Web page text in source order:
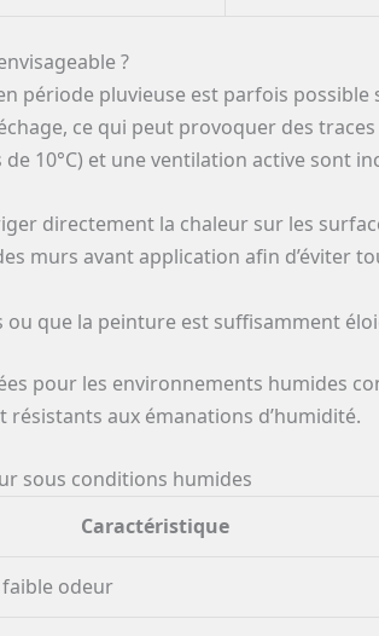
?
période pluvieuse est parfois
ce qui peut provoquer des
10°C) et une ventilation active sont
directement la chaleur sur les
murs avant application afin d’éviter
ou que la peinture est suffisamment
pour les environnements humides
aux émanations d’humidité.
sous conditions humides
Caractéristique
faible odeur